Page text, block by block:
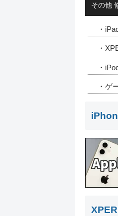
その他
・
・
・
・ゲ